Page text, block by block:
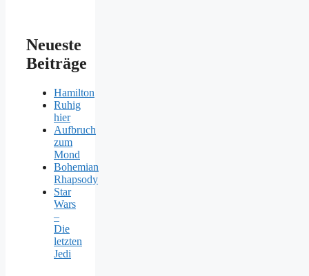
Neueste
Beiträge
Hamilton
Ruhig
hier
Aufbruch
zum
Mond
Bohemian
Rhapsody
Star
Wars
–
Die
letzten
Jedi